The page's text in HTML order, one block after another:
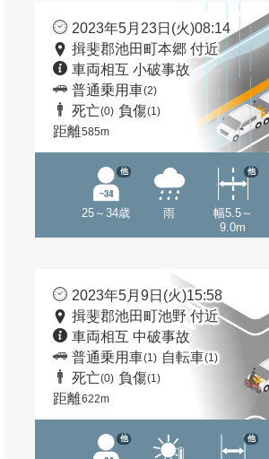
2023年5月23日(火)08:14
揖斐郡池田町本郷 付近
車両相互 小破事故
普通乗用車(2)
死亡(0) 負傷(1)
距離585m
25～34歳
他
雨
幅5.5～
9.0m
他
2023年5月9日(火)15:58
揖斐郡池田町池野 付近
車両相互 中破事故
普通乗用車(1) 自転車(1)
死亡(0) 負傷(1)
距離622m
他 他